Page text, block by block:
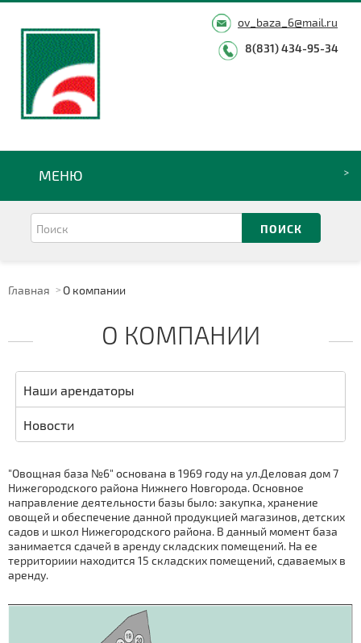
ov_baza_6@mail.ru
8(831) 434-95-34
МЕНЮ
Главная О компании
О КОМПАНИИ
Наши арендаторы
Новости
"Овощная база №6" основана в 1969 году на ул.Деловая дом 7
Нижегородского района Нижнего Новгорода. Основное
направление деятельности базы было: закупка, хранение
овощей и обеспечение данной продукцией магазинов, детских
садов и школ Нижегородского района. В данный момент база
занимается сдачей в аренду складских помещений. На ее
территориии находится 15 складских помещений, сдаваемых в
аренду.